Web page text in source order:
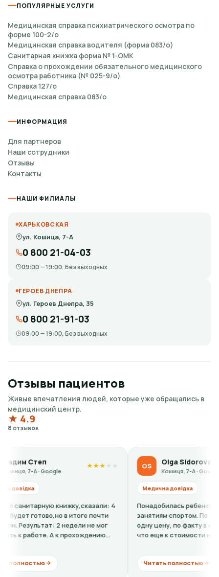
ПОПУЛЯРНЫЕ УСЛУГИ
Медицинская справка психиатрического осмотра по
форме 100-2/о
Медицинская справка водителя (форма 083/о)
Санитарная книжка форма № 1-ОМК
Справка о прохождении обязательного медицинского
осмотра работника (№ 025-9/о)
Справка 127/о
Медицинская справка 083/о
ИНФОРМАЦИЯ
Для партнеров
Наши сотрудники
Отзывы
Контакты
НАШИ ФИЛИАЛЫ
ХАРЬКОВСКАЯ
ул. Кошица, 7-А
0 800 21-04-03
09:00 — 19:00, Без выходных
ГЕРОЕВ ДНЕПРА
ул. Героев Днепра, 35
0 800 21-91-03
09:00 — 19:00, Без выходных
Отзывы пациентов
Живые впечатления людей, которые уже обращались в
медицинский центр.
★ 4.9
8 отзывов
· Google
книжку,сказали: 4
в итоге почти
2 недели не мог
А к прохождению
OS Olga Sidorova
Кошиця, 7-А · Google
Медична довідка
Понадобилась ребенку справка-
занятиям спортом. По телефону
одну цену, по факту в клинике
что еще к стоимости нужно
Читать полностью